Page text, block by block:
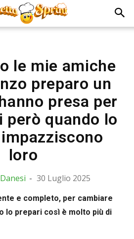
le mie amiche
preparo un
presa per
però quando lo
loro
- 30 Luglio 2025
e completo, per cambiare
lo prepari così è molto più di